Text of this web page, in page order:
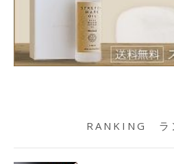
RANKING ラ